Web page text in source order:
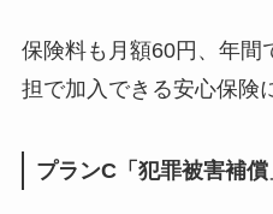
保険料も月額60円、 年間
担で加入できる安心保険
プランC「犯罪被害補償